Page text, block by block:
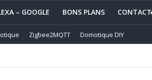
– GOOGLE BONS PLANS CONTACT
Zigbee2MQTT Domotique DIY